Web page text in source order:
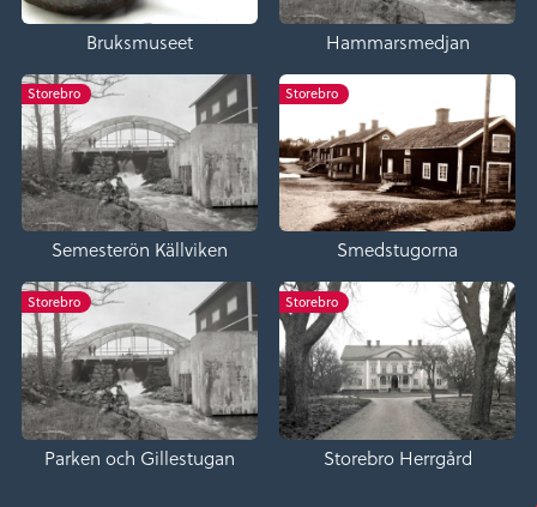
Bruksmuseet Hammarsmedjan
Storebro
Semesterön Källviken
Storebro
Smedstugorna
Storebro
Parken och Gillestugan
Storebro
Storebro Herrgård